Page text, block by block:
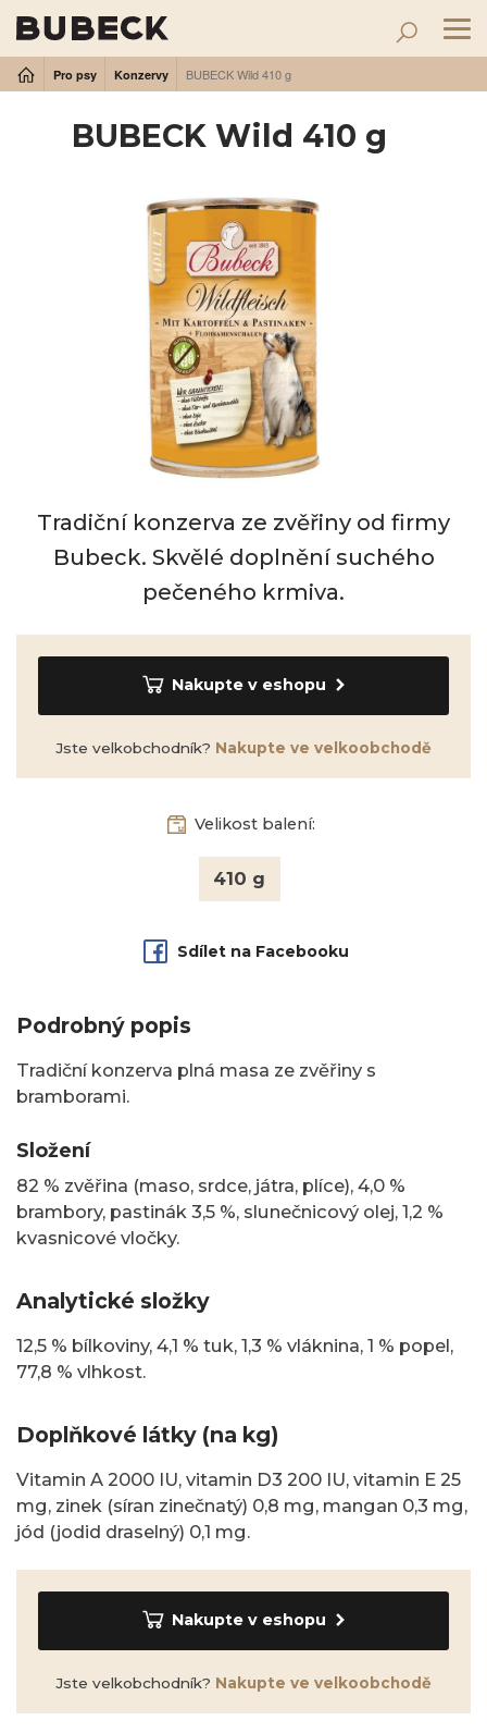
Pro psy Konzervy BUBECK Wild 410 g
BUBECK Wild 410 g
Tradiční konzerva ze zvěřiny od firmy
Bubeck. Skvělé doplnění suchého
pečeného krmiva.
Nakupte v eshopu
Jste velkobchodník? Nakupte ve velkoobchodě
Velikost balení:
410 g
Sdílet na Facebooku
Podrobný popis
Tradiční konzerva plná masa ze zvěřiny s
bramborami.
Složení
82 % zvěřina (maso, srdce, játra, plíce), 4,0 %
brambory, pastinák 3,5 %, slunečnicový olej, 1,2 %
kvasnicové vločky.
Analytické složky
12,5 % bílkoviny, 4,1 % tuk, 1,3 % vláknina, 1 % popel,
77,8 % vlhkost.
Doplňkové látky (na kg)
Vitamin A 2000 IU, vitamin D3 200 IU, vitamin E 25
mg, zinek (síran zinečnatý) 0,8 mg, mangan 0,3 mg,
jód (jodid draselný) 0,1 mg.
Nakupte v eshopu
Jste velkobchodník? Nakupte ve velkoobchodě